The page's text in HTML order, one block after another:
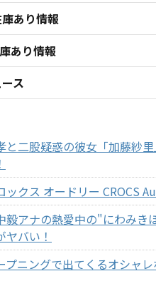
あり情報
あり情報
ス
と二股疑惑の彼女「加藤紗
ックス オードリー CROCS
毅アナの熱愛中の"にわみき
バい！
プニングで出てくるオシャ